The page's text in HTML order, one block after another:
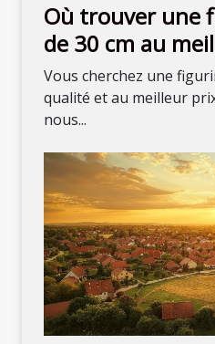
Où trouver une
de 30 cm au
Vous cherchez une
qualité et au meilleur
nous...